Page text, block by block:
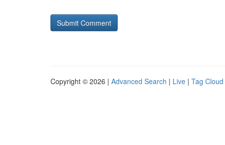
Copyright © 2026 | Advanced Search | Live | Tag Cloud